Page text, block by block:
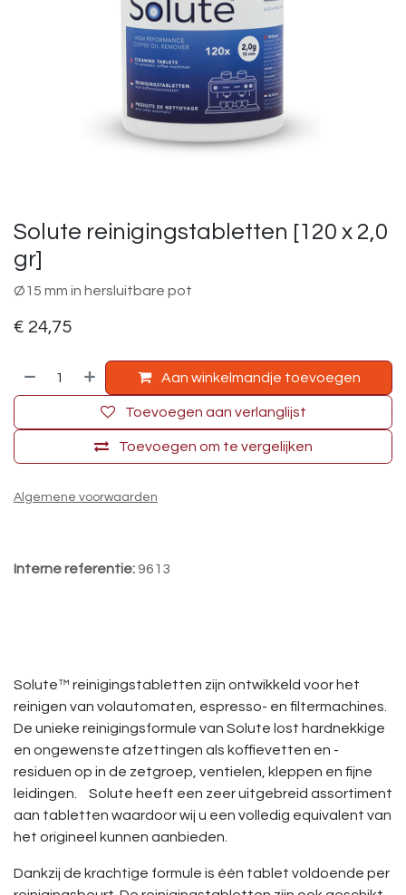
Solute reinigingstabletten [120 x 2,0
gr]
Ø15 mm in hersluitbare pot
€ 24,75
Aan winkelmandje toevoegen
Toevoegen om te vergelijken
Toevoegen aan verlanglijst
Algemene voorwaarden
Interne referentie: 9613
Solute™ reinigingstabletten zijn ontwikkeld voor het
reinigen van volautomaten, espresso- en filtermachines.
De unieke reinigingsformule van Solute lost hardnekkige
en ongewenste afzettingen als koffievetten en -
residuen op in de zetgroep, ventielen, kleppen en fijne
leidingen. Solute heeft een zeer uitgebreid assortiment
aan tabletten waardoor wij u een volledig equivalent van
het origineel kunnen aanbieden.
Dankzij de krachtige formule is één tablet voldoende per